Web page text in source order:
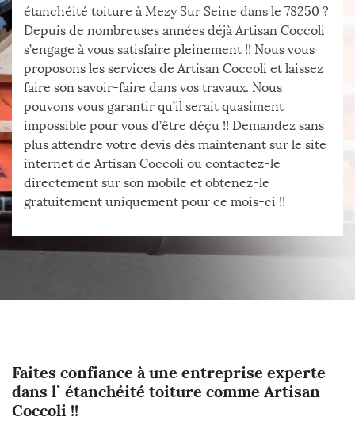
étanchéité toiture à Mezy Sur Seine dans le 78250 ?
Depuis de nombreuses années déjà Artisan Coccoli
s’engage à vous satisfaire pleinement !! Nous vous
proposons les services de Artisan Coccoli et laissez
faire son savoir-faire dans vos travaux. Nous
pouvons vous garantir qu’il serait quasiment
impossible pour vous d’être déçu !! Demandez sans
plus attendre votre devis dès maintenant sur le site
internet de Artisan Coccoli ou contactez-le
directement sur son mobile et obtenez-le
gratuitement uniquement pour ce mois-ci !!
Faites confiance à une entreprise experte
dans l` étanchéité toiture comme Artisan
Coccoli !!